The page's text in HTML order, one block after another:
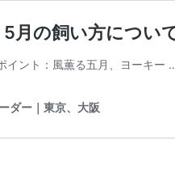
月の飼い方につい
イント：風薫る五月、ヨーキー
ダー｜東京、大阪